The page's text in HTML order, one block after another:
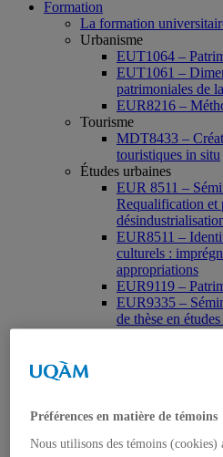
Formation
La formation
Urbanisme
EUT1064 –
EUT1061 –
patrimoniales de
EUR8216 –
Tourisme
MDT8433 –
touristiques in situ
Études urbaines
EUR 8511 –
Requalification et
EUR8511 –
culturels :
appropriations
EUR9119 –
EUR9335 –
de thèse en
MSL9006 La
HAR2644 –
Préférences en matière de témoins
Nous utilisons des témoins (cookies)